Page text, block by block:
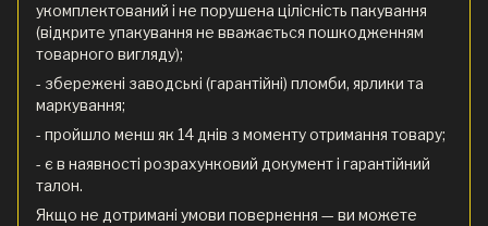
укомплектований і не порушена цілісність пакування
(відкрите упакування не вважається пошкодженням
товарного вигляду);
- збережені заводські (гарантійні) пломби, ярлики та
маркування;
- пройшло менш як 14 днів з моменту отримання товару;
- є в наявності розрахунковий документ і гарантійний
талон.
Якщо не дотримані умови повернення — ви можете